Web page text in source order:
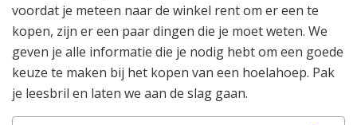
voordat je meteen naar de winkel rent om er een te
kopen, zijn er een paar dingen die je moet weten. We
geven je alle informatie die je nodig hebt om een goede
keuze te maken bij het kopen van een hoelahoep. Pak
je leesbril en laten we aan de slag gaan.